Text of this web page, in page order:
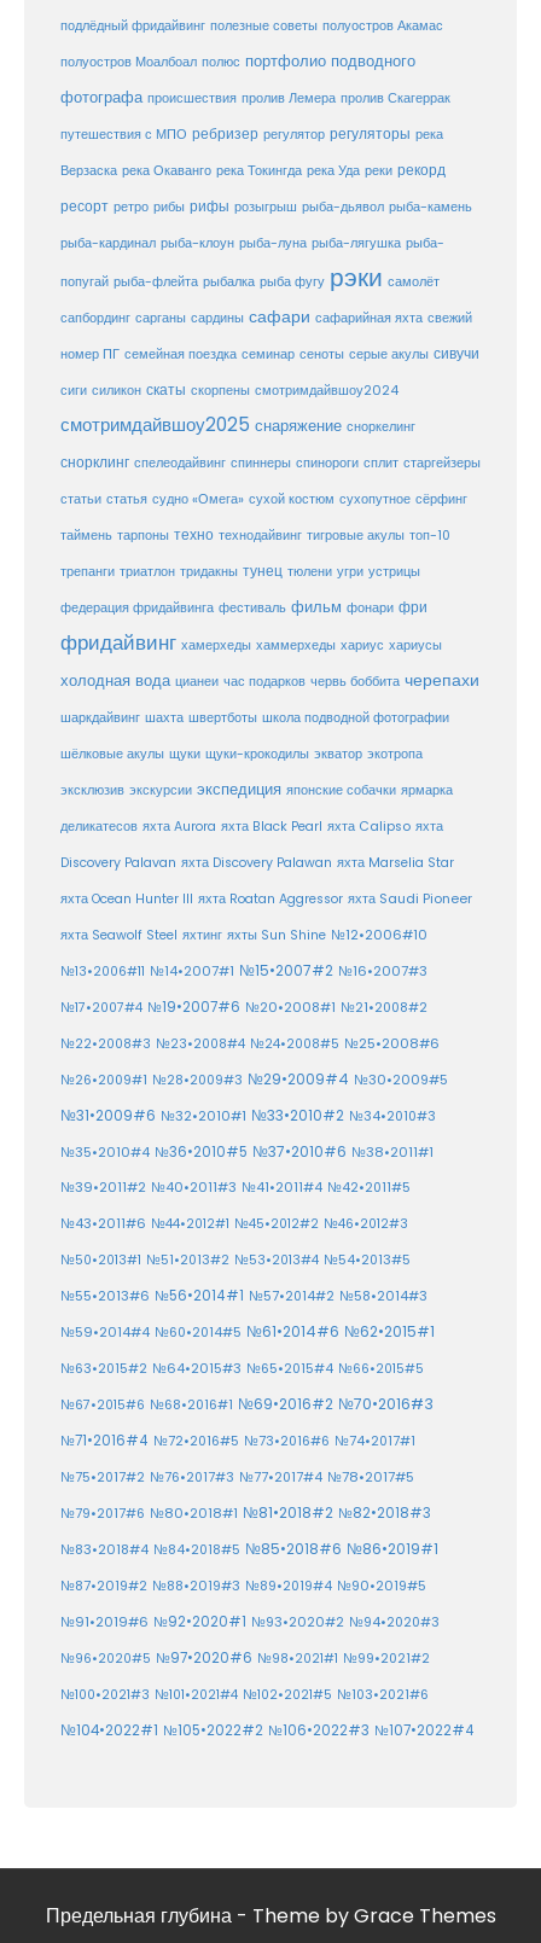
подлёдный фридайвинг полезные советы полуостров Акамас
полуостров Моалбоал полюс портфолио подводного
фотографа происшествия пролив Лемера пролив Скагеррак
путешествия с МПО ребризер регулятор регуляторы река
Верзаска река Окаванго река Токингда река Уда реки рекорд
ресорт ретро рибы рифы розыгрыш рыба-дьявол рыба-камень
рыба-кардинал рыба-клоун рыба-луна рыба-лягушка рыба-
попугай рыба-флейта рыбалка рыба фугу рэки самолёт
сапбординг сарганы сардины сафари сафарийная яхта свежий
номер ПГ семейная поездка семинар сеноты серые акулы сивучи
сиги силикон скаты скорпены смотримдайвшоу2024
смотримдайвшоу2025 снаряжение сноркелинг
снорклинг спелеодайвинг спиннеры спинороги сплит старгейзеры
статьи статья судно «Омега» сухой костюм сухопутное сёрфинг
таймень тарпоны техно технодайвинг тигровые акулы топ-10
трепанги триатлон тридакны тунец тюлени угри устрицы
федерация фридайвинга фестиваль фильм фонари фри
фридайвинг хамерхеды хаммерхеды хариус хариусы
холодная вода цианеи час подарков червь боббита черепахи
шаркдайвинг шахта швертботы школа подводной фотографии
шёлковые акулы щуки щуки-крокодилы экватор экотропа
эксклюзив экскурсии экспедиция японские собачки ярмарка
деликатесов яхта Aurora яхта Black Pearl яхта Calipso яхта
Discovery Palavan яхта Discovery Palawan яхта Marselia Star
яхта Ocean Hunter III яхта Roatan Aggressor яхта Saudi Pioneer
яхта Seawolf Steel яхтинг яхты Sun Shine №12•2006#10
№13•2006#11 №14•2007#1 №15•2007#2 №16•2007#3
№17•2007#4 №19•2007#6 №20•2008#1 №21•2008#2
№22•2008#3 №23•2008#4 №24•2008#5 №25•2008#6
№26•2009#1 №28•2009#3 №29•2009#4 №30•2009#5
№31•2009#6 №32•2010#1 №33•2010#2 №34•2010#3
№35•2010#4 №36•2010#5 №37•2010#6 №38•2011#1
№39•2011#2 №40•2011#3 №41•2011#4 №42•2011#5
№43•2011#6 №44•2012#1 №45•2012#2 №46•2012#3
№50•2013#1 №51•2013#2 №53•2013#4 №54•2013#5
№55•2013#6 №56•2014#1 №57•2014#2 №58•2014#3
№59•2014#4 №60•2014#5 №61•2014#6 №62•2015#1
№63•2015#2 №64•2015#3 №65•2015#4 №66•2015#5
№67•2015#6 №68•2016#1 №69•2016#2 №70•2016#3
№71•2016#4 №72•2016#5 №73•2016#6 №74•2017#1
№75•2017#2 №76•2017#3 №77•2017#4 №78•2017#5
№79•2017#6 №80•2018#1 №81•2018#2 №82•2018#3
№83•2018#4 №84•2018#5 №85•2018#6 №86•2019#1
№87•2019#2 №88•2019#3 №89•2019#4 №90•2019#5
№91•2019#6 №92•2020#1 №93•2020#2 №94•2020#3
№96•2020#5 №97•2020#6 №98•2021#1 №99•2021#2
№100•2021#3 №101•2021#4 №102•2021#5 №103•2021#6
№104•2022#1 №105•2022#2 №106•2022#3 №107•2022#4
Предельная глубина - Theme by Grace Themes